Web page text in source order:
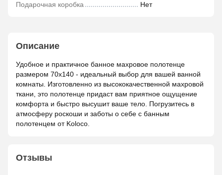
Подарочная коробка Нет
Описание
Удобное и практичное банное махровое полотенце
размером 70х140 - идеальный выбор для вашей ванной
комнаты. Изготовленно из высококачественной махровой
ткани, это полотенце придаст вам приятное ощущение
комфорта и быстро высушит ваше тело. Погрузитесь в
атмосферу роскоши и заботы о себе с банным
полотенцем от Koloco.
Отзывы